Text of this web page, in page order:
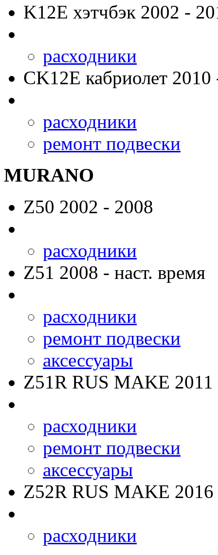
K12E хэтчбэк 2002 -
расходники
CK12E кабриолет 2010
расходники
ремонт подвески
MURANO
Z50 2002 - 2008
расходники
Z51 2008 - наст. время
расходники
ремонт подвески
аксессуары
Z51R RUS MAKE 2011
расходники
ремонт подвески
аксессуары
Z52R RUS MAKE 2016
расходники